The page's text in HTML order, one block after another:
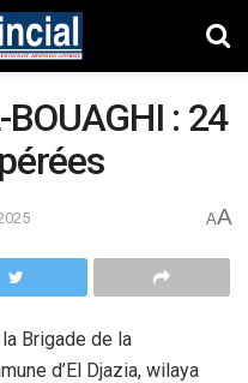
BOUAGHI : 24
AA
Brigade de la
d’El Djazia, wilaya